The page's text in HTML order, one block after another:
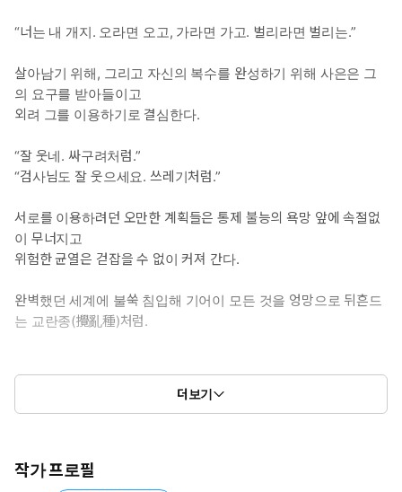
“너는 내 개지. 오라면 오고, 가라면 가고. 벌리라면 벌리는.”
살아남기 위해, 그리고 자신의 복수를 완성하기 위해 사은은 그
의 요구를 받아들이고
외려 그를 이용하기로 결심한다.
“잘 웃네. 싸구려처럼.”
“검사님도 잘 웃으세요. 쓰레기처럼.”
서로를 이용하려던 오만한 계획들은 통제 불능의 욕망 앞에 속절없
이 무너지고
위험한 균열은 걷잡을 수 없이 커져 간다.
완벽했던 세계에 불쑥 침입해 기어이 모든 것을 엉망으로 뒤흔드
는 교란종(攪亂種)처럼.
더보기
작가 프로필